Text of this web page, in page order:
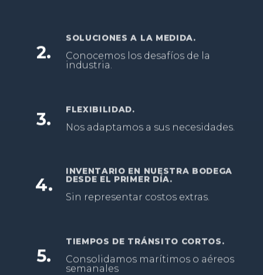
2.
SOLUCIONES A LA MEDIDA.
Conocemos los desafíos de la
industria.
3. FLEXIBILIDAD.
Nos adaptamos a sus necesidades.
4.
INVENTARIO EN NUESTRA BODEGA
DESDE EL PRIMER DÍA.
Sin representar costos extras.
5.
TIEMPOS DE TRÁNSITO CORTOS.
Consolidamos marítimos o aéreos
semanales